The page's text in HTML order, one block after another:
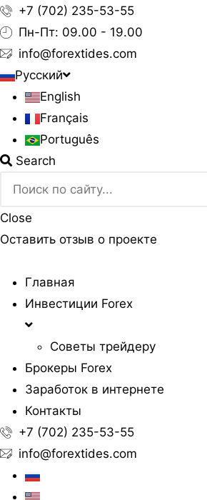
+7 (702) 235-53-55
Пн-Пт: 09.00 - 19.00
info@forextides.com
Русский
English
Français
Português
Search
Close
Оставить отзыв о проекте
Главная
Инвестиции Forex
Советы трейдеру
Брокеры Forex
Заработок в интернете
Контакты
+7 (702) 235-53-55
info@forextides.com